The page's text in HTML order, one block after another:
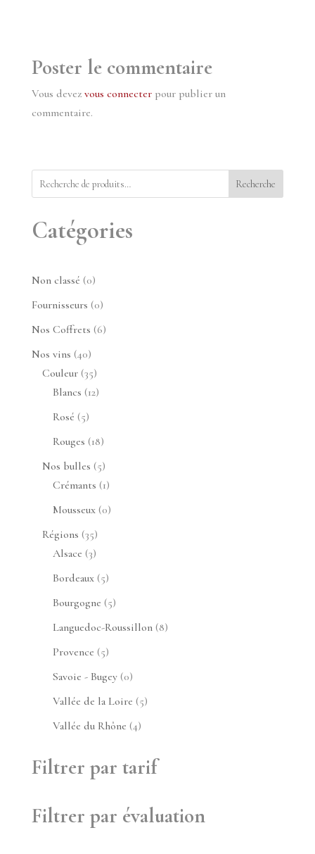
Poster le commentaire
Vous devez vous connecterpour publier un
commentaire.
Recherche
Catégories
Non classé 00
produit
Fournisseurs 00
produit
Nos Coffrets 66
Nos vins 4040
produits
Couleur 3535
produits
Blancs 1212
Rosé 55
produits
Rouges 1818
produits
Nos bulles 55
produits
Crémants 11
produit
Mousseux 00
Régions 3535
produits
Alsace 33
produits
Bordeaux 55
produits
Bourgogne 55
produits
Languedoc-Roussillon 88
Provence 55
produits
Savoie - Bugey 00
produit
Vallée de la Loire 55
Vallée du Rhône 44
Filtrer par tarif
Filtrer par évaluation